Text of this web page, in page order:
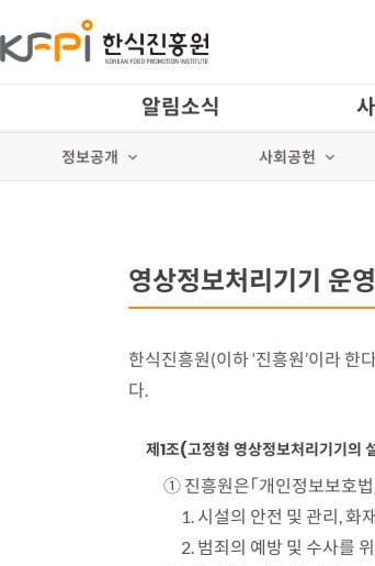
알림소식
정보공개 사회공헌
영상정보처리기기 운
한식진흥원(이하 ‘진흥원’이라
다.
제1조(고정형 영상정보처리기기의
① 진흥원은「개인정보보호
1. 시설의 안전 및 관리, 화
2. 범죄의 예방 및 수사를